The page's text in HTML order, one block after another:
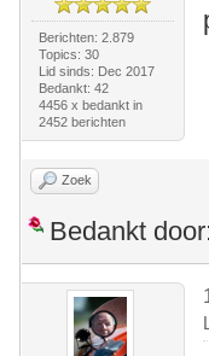
Berichten: 2.879
Topics: 30
Lid sinds: Dec 2017
Bedankt: 42
4456 x bedankt in
2452 berichten
Zoek
Bedankt door: